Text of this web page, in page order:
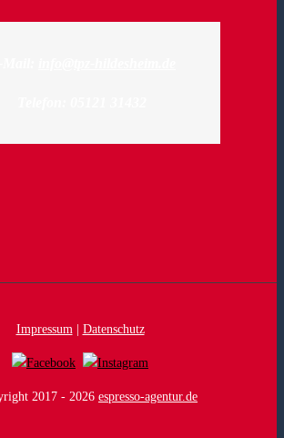
Impressum| Datenschutz
2017 - 2026 espresso-agentur.de